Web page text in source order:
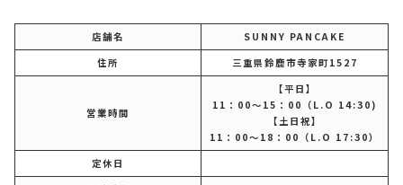
店舗名
SUNNY PANCAKE
住所
三重県鈴鹿市寺家町1527
営業時間
【平日】
11：00～15：00（L.O 14:30)
【土日祝】
11：00～18：00（L.O 17:30）
定休日